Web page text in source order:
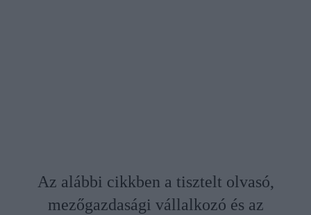
Az alábbi cikkben a tisztelt olvasó,
mezőgazdasági vállalkozó és az